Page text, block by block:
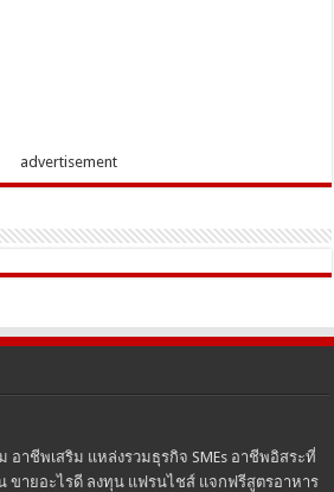
advertisement
อาชีพเสริม แหล่งรวมธุรกิจ SMEs อาชีพอิสระที่
ขายอะไรดี ลงทุน แฟรนไชส์ แจกฟรีสูตรอาหาร